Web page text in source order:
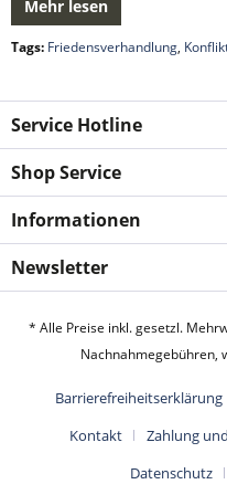
Mehr lesen
Tags: Friedensverhandlung,
Service Hotline
Shop Service
Informationen
Newsletter
* Alle Preise inkl. gesetzl.
Nachnahmegebühren,
Barrierefreiheitserklärung
Kontakt
Zahlung
Datenschutz